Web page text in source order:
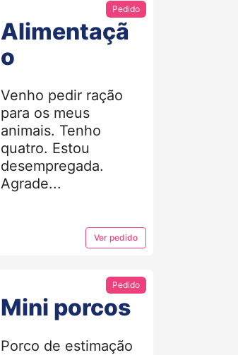
Pedido
Alimentaçã
o
Venho pedir ração
para os meus
animais. Tenho
quatro. Estou
desempregada.
Agrade...
Ver pedido
Pedido
Mini porcos
Porco de estimação